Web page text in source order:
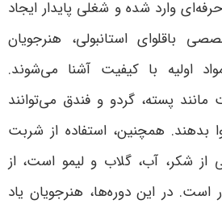
وارد شده و شغلی پایدار ایجاد
باقلوای استانبولی، هنرجویان
اولیه با کیفیت آشنا می‌شوند.
مانند پسته، گردو و فندق می‌توانند
بدهند. همچنین، استفاده از شربت
از شکر، آب، گلاب و لیمو است، از
است. در این دوره‌ها، هنرجویان یاد